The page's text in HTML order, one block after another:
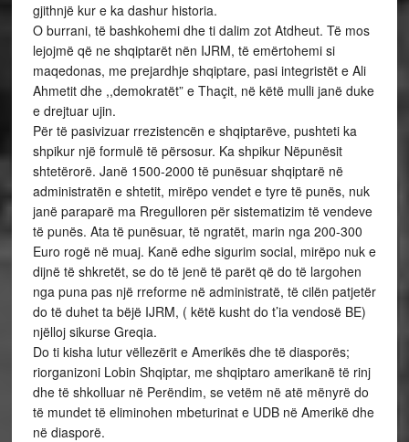
gjithnjë kur e ka dashur historia.
O burrani, të bashkohemi dhe ti dalim zot Atdheut. Të mos
lejojmë që ne shqiptarët nën IJRM, të emërtohemi si
maqedonas, me prejardhje shqiptare, pasi integristët e Ali
Ahmetit dhe ,,demokratët” e Thaçit, në këtë mulli janë duke
e drejtuar ujin.
Për të pasivizuar rrezistencën e shqiptarëve, pushteti ka
shpikur një formulë të përsosur. Ka shpikur Nëpunësit
shtetërorë. Janë 1500-2000 të punësuar shqiptarë në
administratën e shtetit, mirëpo vendet e tyre të punës, nuk
janë paraparë ma Rregulloren për sistematizim të vendeve
të punës. Ata të punësuar, të ngratët, marin nga 200-300
Euro rogë në muaj. Kanë edhe sigurim social, mirëpo nuk e
dijnë të shkretët, se do të jenë të parët që do të largohen
nga puna pas një rreforme në administratë, të cilën patjetër
do të duhet ta bëjë IJRM, ( këtë kusht do t’ia vendosë BE)
njëlloj sikurse Greqia.
Do ti kisha lutur vëllezërit e Amerikës dhe të diasporës;
riorganizoni Lobin Shqiptar, me shqiptaro amerikanë të rinj
dhe të shkolluar në Perëndim, se vetëm në atë mënyrë do
të mundet të eliminohen mbeturinat e UDB në Amerikë dhe
në diasporë.